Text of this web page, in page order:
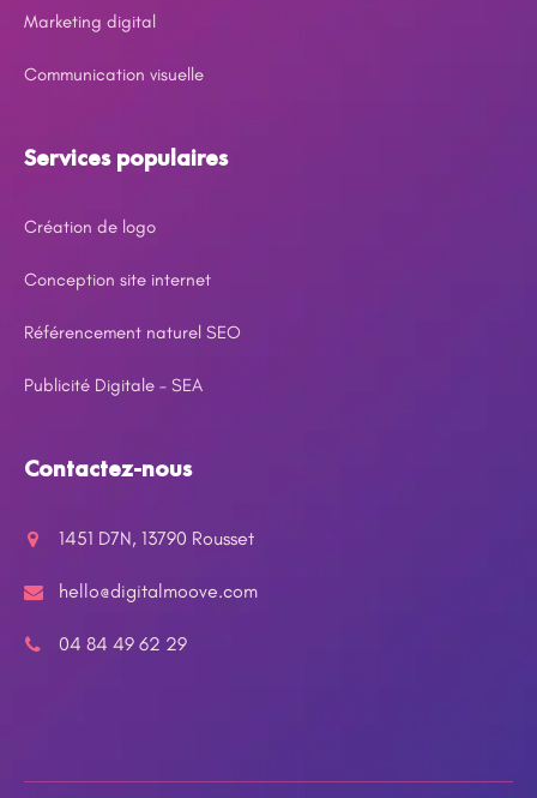
Marketing digital
Communication visuelle
Services populaires
Création de logo
Conception site internet
Référencement naturel SEO
Publicité Digitale – SEA
Contactez-nous
1451 D7N, 13790 Rousset
hello@digitalmoove.com
04 84 49 62 29